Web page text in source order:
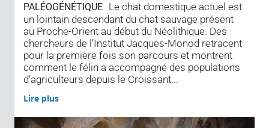
PALÉOGÉNÉTIQUE
Le chat domestique actuel est
un lointain descendant du chat sauvage présent
au Proche-Orient au début du Néolithique. Des
chercheurs de l’Institut Jacques-Monod retracent
pour la première fois son parcours et montrent
comment le félin a accompagné des populations
d’agriculteurs depuis le Croissant...
Lire plus